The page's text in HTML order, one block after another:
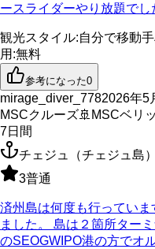
ースライダーやり放題でし
観光スタイル:自分で移動
用 :無料
参考になった0
mirage_diver_7782026年5
MSCクルーズ🚢 MSCベリ
7日間
チェジュ（チェジュ島）
3普通
済州島は何度も行ってい
ました。 島は２箇所ター
のSEOGWIPO港の方でオ